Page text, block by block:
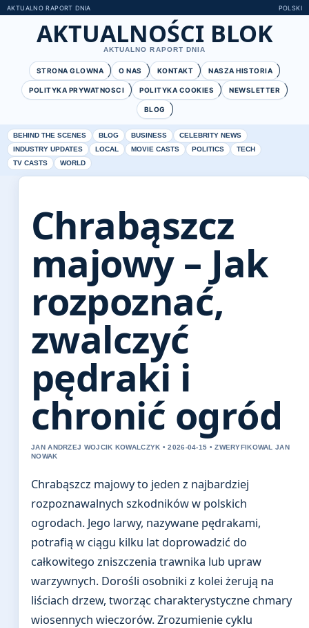
AKTUALNO RAPORT DNIA POLSKI
AKTUALNOŚCI BLOK
AKTUALNO RAPORT DNIA
STRONA GLOWNA O NAS KONTAKT NASZA HISTORIA
POLITYKA PRYWATNOSCI POLITYKA COOKIES NEWSLETTER
BLOG
BEHIND THE SCENES BLOG BUSINESS
CELEBRITY NEWS
INDUSTRY UPDATES
LOCAL MOVIE CASTS POLITICS
TECH
TV CASTS
WORLD
Chrabąszcz
majowy – Jak
rozpoznać,
zwalczyć
pędraki i
chronić ogród
JAN ANDRZEJ WOJCIK KOWALCZYK • 2026-04-15 • ZWERYFIKOWAL JAN
NOWAK
Chrabąszcz majowy to jeden z najbardziej
rozpoznawalnych szkodników w polskich
ogrodach. Jego larwy, nazywane pędrakami,
potrafią w ciągu kilku lat doprowadzić do
całkowitego zniszczenia trawnika lub upraw
warzywnych. Dorośli osobniki z kolei żerują na
liściach drzew, tworząc charakterystyczne chmary
wiosennych wieczorów. Zrozumienie cyklu